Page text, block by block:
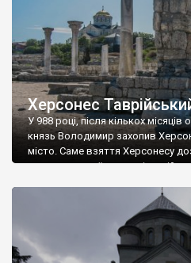
Херсонес
У 988 році, після кількох
князь Володимир захопив
місто. Саме взяття Херсонесу
диктувати свої умови
Херсонесі Володимир-язичник,
А потім було Хрещення Русі. На